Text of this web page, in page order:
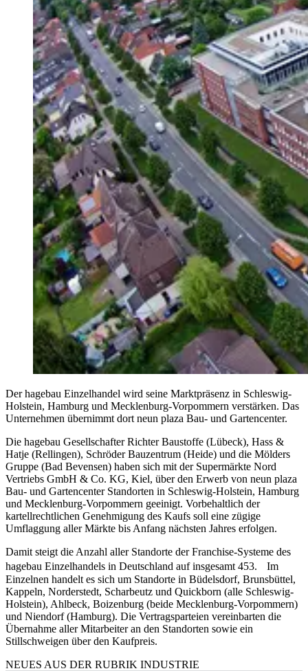
Der hagebau Einzelhandel wird seine Marktpräsenz in Schleswig-
Holstein, Hamburg und Mecklenburg-Vorpommern verstärken. Das
Unternehmen übernimmt dort neun plaza Bau- und Gartencenter.
Die hagebau Gesellschafter Richter Baustoffe (Lübeck), Hass &
Hatje (Rellingen), Schröder Bauzentrum (Heide) und die Mölders
Gruppe (Bad Bevensen) haben sich mit der Supermärkte Nord
Vertriebs GmbH & Co. KG, Kiel, über den Erwerb von neun plaza
Bau- und Gartencenter Standorten in Schleswig-Holstein, Hamburg
und Mecklenburg-Vorpommern geeinigt. Vorbehaltlich der
kartellrechtlichen Genehmigung des Kaufs soll eine zügige
Umflaggung aller Märkte bis Anfang nächsten Jahres erfolgen.
Damit steigt die Anzahl aller Standorte der Franchise-Systeme des
hagebau Einzelhandels in Deutschland auf insgesamt 453. Im
Einzelnen handelt es sich um Standorte in Büdelsdorf, Brunsbüttel,
Kappeln, Norderstedt, Scharbeutz und Quickborn (alle Schleswig-
Holstein), Ahlbeck, Boizenburg (beide Mecklenburg-Vorpommern)
und Niendorf (Hamburg). Die Vertragsparteien vereinbarten die
Übernahme aller Mitarbeiter an den Standorten sowie ein
Stillschweigen über den Kaufpreis.
NEUES AUS DER RUBRIK INDUSTRIE